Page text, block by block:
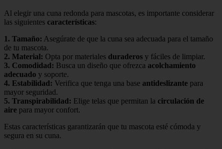
Al elegir una cuna redonda para mascotas, es importante considerar
las siguientes características:
1. Tamaño: Asegúrate de que la cuna sea adecuada para el tamaño
de tu mascota.
2. Material: Opta por materiales duraderos y fáciles de limpiar.
3. Comodidad: Busca un diseño que ofrezca acolchamiento
adecuado y soporte.
4. Estabilidad: Verifica que tenga una base antideslizante para
mayor seguridad.
5. Transpirabilidad: Elige telas que permitan la circulación de
aire para mayor confort.
Estas características garantizarán que tu mascota esté cómoda y
segura en su cuna.